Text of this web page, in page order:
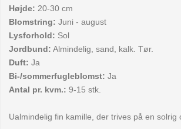
Højde: 20-30 cm
Blomstring: Juni - august
Lysforhold: Sol
Jordbund: Almindelig, sand, kalk. Tør.
Duft: Ja
Bi-/sommerfugleblomst: Ja
Antal pr. kvm.: 9-15 stk.
Ualmindelig fin kamille, der trives på en